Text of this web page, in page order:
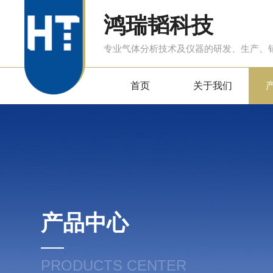
鸿瑞韬科技
专业气体分析技术及仪器的研发、生产、
首页 关于我们
产品中心
PRODUCTS CENTER